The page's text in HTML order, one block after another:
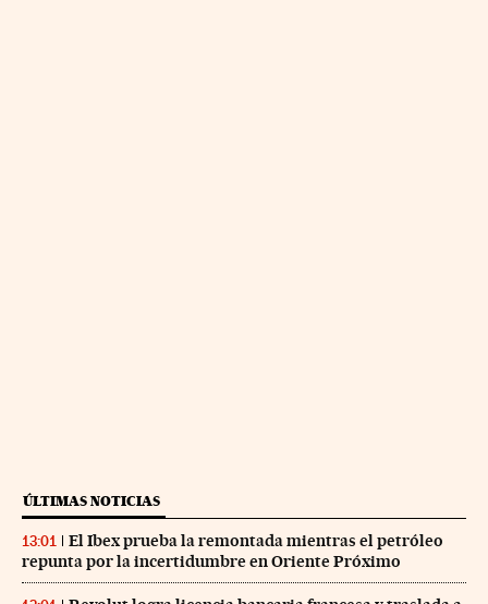
ÚLTIMAS NOTICIAS
13:01
El Ibex prueba la remontada mientras el petróleo
repunta por la incertidumbre en Oriente Próximo